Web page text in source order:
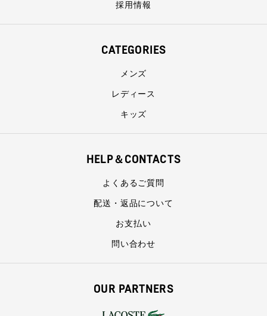
採用情報
CATEGORIES
メンズ
レディース
キッズ
HELP＆CONTACTS
よくあるご質問
配送・返品について
お支払い
問い合わせ
OUR PARTNERS